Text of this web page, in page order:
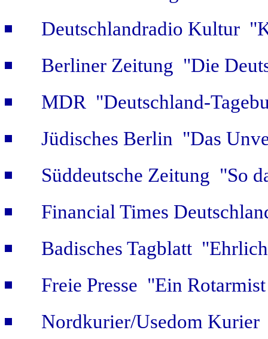
Deutschlandradio Kultur
Berliner Zeitung "Die
MDR "Deutschland-
Jüdisches Berlin "Das
Süddeutsche Zeitung "So
Financial Times
Badisches Tagblatt
Freie Presse "Ein
Nordkurier/Usedom